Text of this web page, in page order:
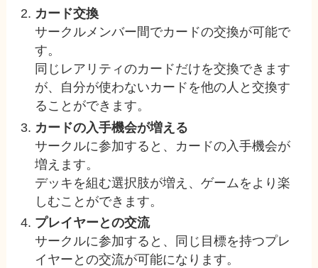
カード交換
サークルメンバー間でカードの交換が可能で
す。
同じレアリティのカードだけを交換できます
が、自分が使わないカードを他の人と交換す
ることができます​。
カードの入手機会が増える
サークルに参加すると、カードの入手機会が
増えます。
デッキを組む選択肢が増え、ゲームをより楽
しむことができます​​。
プレイヤーとの交流
サークルに参加すると、同じ目標を持つプレ
イヤーとの交流が可能になります。